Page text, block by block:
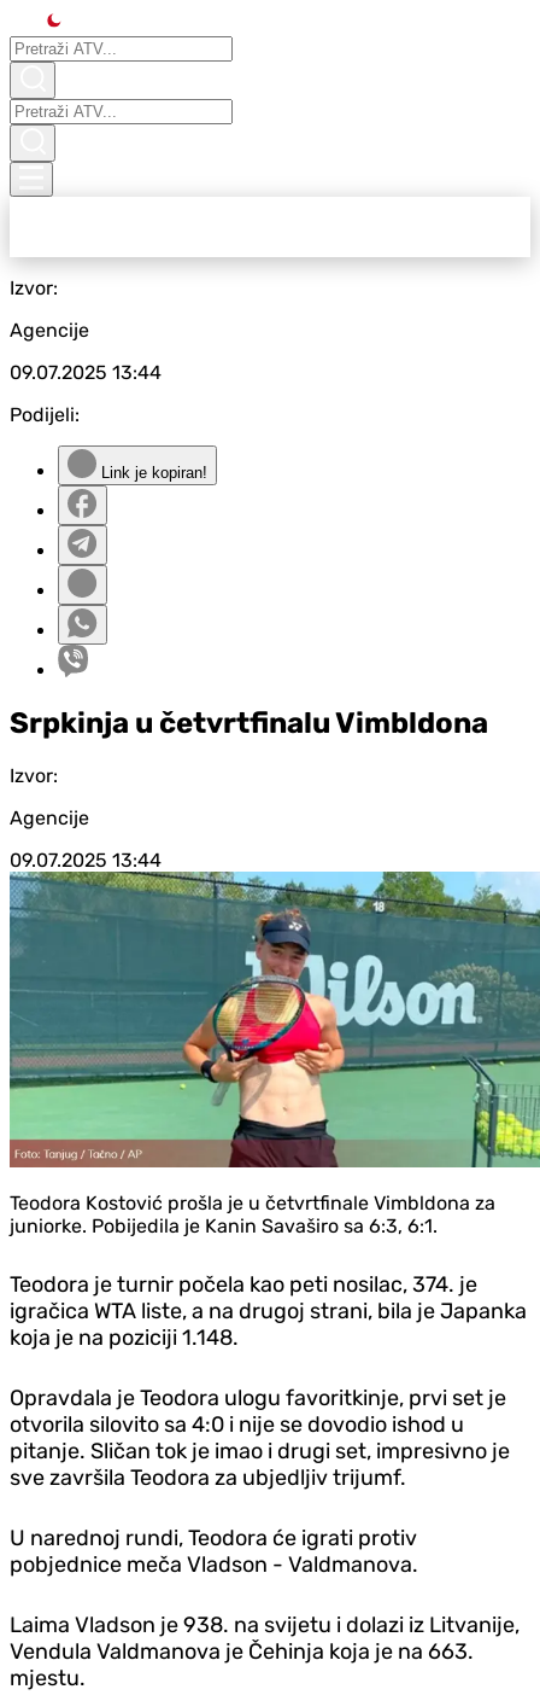
Izvor:
Agencije
09.07.2025 13:44
Podijeli:
Link je kopiran!
Srpkinja u četvrtfinalu Vimbldona
Izvor:
Agencije
09.07.2025 13:44
Teodora Kostović prošla je u četvrtfinale Vimbldona za
juniorke. Pobijedila je Kanin Savaširo sa 6:3, 6:1.
Teodora je turnir počela kao peti nosilac, 374. je
igračica WTA liste, a na drugoj strani, bila je Japanka
koja je na poziciji 1.148.
Opravdala je Teodora ulogu favoritkinje, prvi set je
otvorila silovito sa 4:0 i nije se dovodio ishod u
pitanje. Sličan tok je imao i drugi set, impresivno je
sve završila Teodora za ubjedljiv trijumf.
U narednoj rundi, Teodora će igrati protiv
pobjednice meča Vladson - Valdmanova.
Laima Vladson je 938. na svijetu i dolazi iz Litvanije,
Vendula Valdmanova je Čehinja koja je na 663.
mjestu.